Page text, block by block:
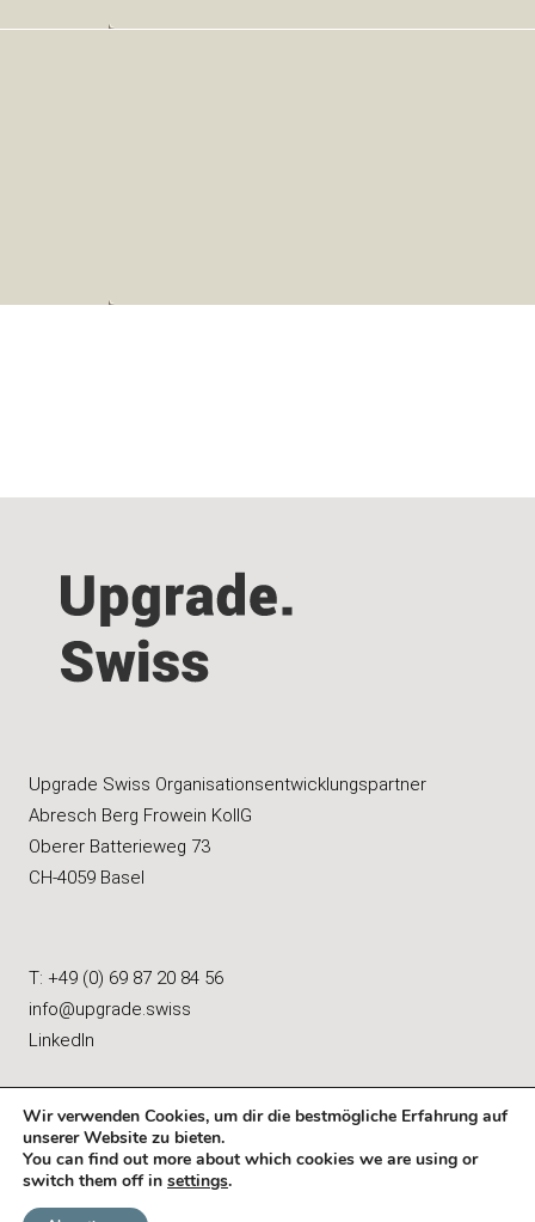
Upgrade Swiss Organisationsentwicklungspartner
Abresch Berg Frowein KollG
Oberer Batterieweg 73
CH-4059 Basel
T: +49 (0) 69 87 20 84 56
info@upgrade.swiss
LinkedIn
Impressum |Datenschutz
Wir verwenden Cookies, um dir die bestmögliche Erfahrung auf
unserer Website zu bieten.
You can find out more about which cookies we are using or
switch them off in settings.